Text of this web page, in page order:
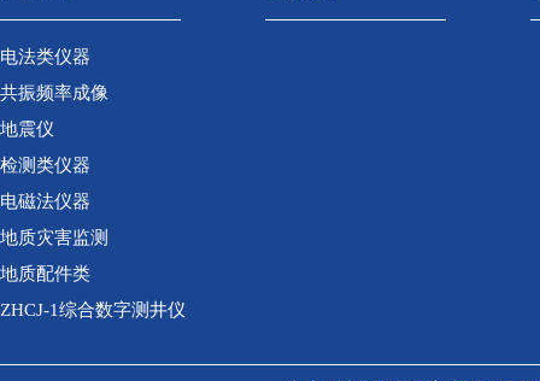
电法类仪器
共振频率成像
地震仪
检测类仪器
电磁法仪器
地质灾害监测
地质配件类
ZHCJ-1综合数字测井仪